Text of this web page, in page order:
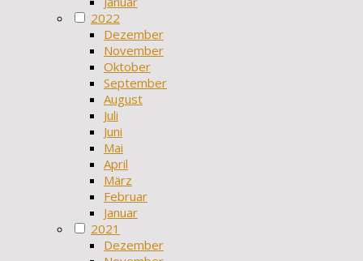
2022
Dezember
November
Oktober
September
August
Juli
Juni
Mai
April
März
Februar
Januar
2021
Dezember